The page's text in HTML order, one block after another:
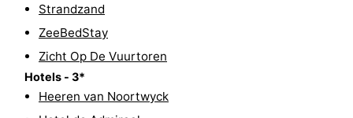
Beverages
Events
Practical
Forum
Strandzand
ZeeBedStay
Zicht Op De Vuurtoren
Hotels - 3*
Heeren van Noortwyck